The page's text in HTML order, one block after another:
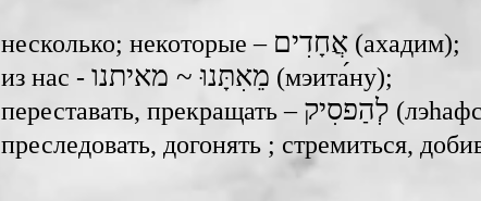
несколько; некоторые – ‎ אֲחָדִים ‎ (ахадим);
из нас - ‎ מֵאִתָּנוּ ~ מאיתנו ‎ (мэита́ну);
переставать, прекращать – ‎ לְהַפסִיק
преследовать, догонять ; стремиться,